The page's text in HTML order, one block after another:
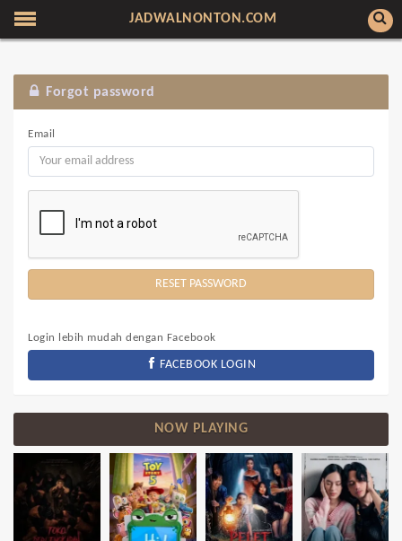
JADWALNONTON.COM
Forgot password
Email
Login lebih mudah dengan Facebook
FACEBOOK LOGIN
NOW PLAYING